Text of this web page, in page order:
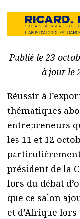
Publié le 23
à jour le
Réussir à
thématiques
entrepreneurs
les 11 et 12
particulièrement
président de la
lors du débat
que ce salon
et d’Afrique